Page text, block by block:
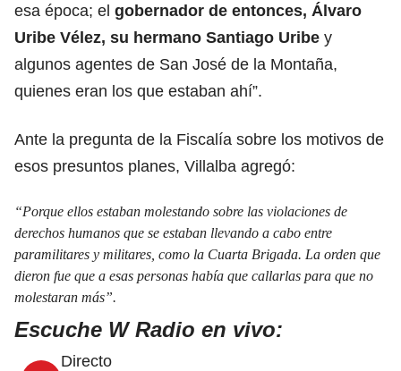
esa época; el gobernador de entonces, Álvaro
Uribe Vélez, su hermano Santiago Uribe y
algunos agentes de San José de la Montaña,
quienes eran los que estaban ahí”.
Ante la pregunta de la Fiscalía sobre los motivos de
esos presuntos planes, Villalba agregó:
“Porque ellos estaban molestando sobre las violaciones de
derechos humanos que se estaban llevando a cabo entre
paramilitares y militares, como la Cuarta Brigada. La orden que
dieron fue que a esas personas había que callarlas para que no
molestaran más”.
Escuche W Radio en vivo:
Directo